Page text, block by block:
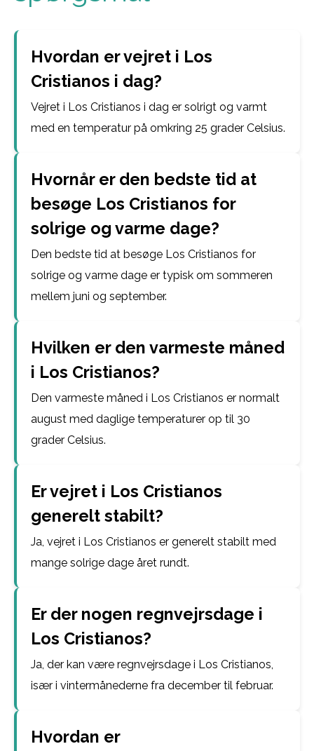
Hvordan er vejret i Los
Cristianos i dag?
Vejret i Los Cristianos i dag er solrigt og varmt
med en temperatur på omkring 25 grader Celsius.
Hvornår er den bedste tid at
besøge Los Cristianos for
solrige og varme dage?
Den bedste tid at besøge Los Cristianos for
solrige og varme dage er typisk om sommeren
mellem juni og september.
Hvilken er den varmeste måned
i Los Cristianos?
Den varmeste måned i Los Cristianos er normalt
august med daglige temperaturer op til 30
grader Celsius.
Er vejret i Los Cristianos
generelt stabilt?
Ja, vejret i Los Cristianos er generelt stabilt med
mange solrige dage året rundt.
Er der nogen regnvejrsdage i
Los Cristianos?
Ja, der kan være regnvejrsdage i Los Cristianos,
især i vintermånederne fra december til februar.
Hvordan er